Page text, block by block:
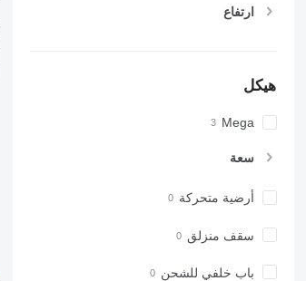
ارتفاع
هيكل
Mega
سعة
أرضية متحركة
سقف منزلق
باب خلفي للشحن